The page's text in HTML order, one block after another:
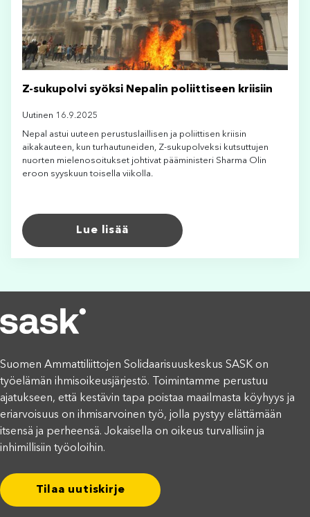
Z-sukupolvi syöksi Nepalin poliittiseen kriisiin
Uutinen 16.9.2025
Nepal astui uuteen perustuslaillisen ja poliittisen kriisin
aikakauteen, kun turhautuneiden, Z-sukupolveksi kutsuttujen
nuorten mielenosoitukset johtivat pääministeri Sharma Olin
eroon syyskuun toisella viikolla.
Lue lisää
Suomen Ammattiliittojen Solidaarisuuskeskus SASK on
työelämän ihmisoikeusjärjestö. Toimintamme perustuu
ajatukseen, että kestävin tapa poistaa maailmasta köyhyys ja
eriarvoisuus on ihmisarvoinen työ, jolla pystyy elättämään
itsensä ja perheensä. Jokaisella on oikeus turvallisiin ja
inhimillisiin työoloihin.
Tilaa uutiskirje